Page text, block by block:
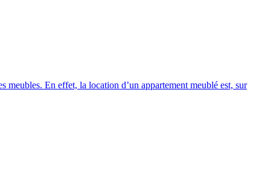
En effet, la location d’un appartement meublé est, sur